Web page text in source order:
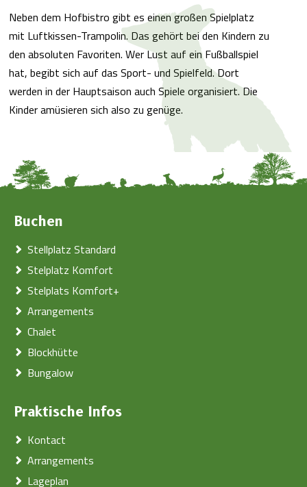
Neben dem Hofbistro gibt es einen großen Spielplatz
mit Luftkissen-Trampolin. Das gehört bei den Kindern zu
den absoluten Favoriten. Wer Lust auf ein Fußballspiel
hat, begibt sich auf das Sport- und Spielfeld. Dort
werden in der Hauptsaison auch Spiele organisiert. Die
Kinder amüsieren sich also zu genüge.
Buchen
Stellplatz Standard
Stelplatz Komfort
Stelplats Komfort+
Arrangements
Chalet
Blockhütte
Bungalow
Praktische Infos
Kontact
Arrangements
Lageplan